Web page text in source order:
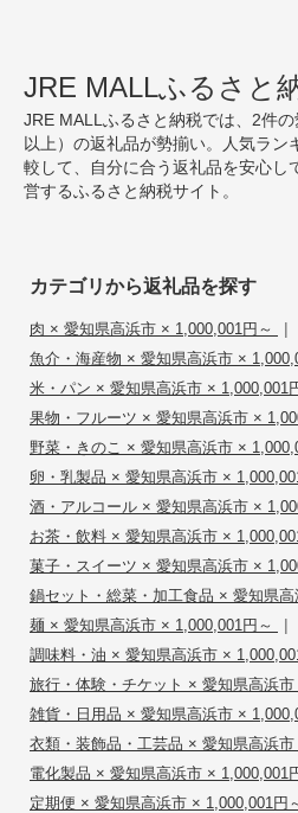
JRE MALLふるさと
JRE MALLふるさと納税では、2件
以上）の返礼品が勢揃い。人気ラン
較して、自分に合う返礼品を安心し
営するふるさと納税サイト。
カテゴリから返礼品を探す
肉 × 愛知県高浜市 × 1,000,001円～ |
魚介・海産物 × 愛知県高浜市 ×
米・パン × 愛知県高浜市 × 1,000,001
果物・フルーツ × 愛知県高浜市 ×
野菜・きのこ × 愛知県高浜市 ×
卵・乳製品 × 愛知県高浜市 ×
酒・アルコール × 愛知県高浜市 ×
お茶・飲料 × 愛知県高浜市 ×
菓子・スイーツ × 愛知県高浜市 ×
鍋セット・総菜・加工食品 × 愛知県
麺 × 愛知県高浜市 × 1,000,001円～ |
調味料・油 × 愛知県高浜市 ×
旅行・体験・チケット × 愛知県高浜市
雑貨・日用品 × 愛知県高浜市 ×
衣類・装飾品・工芸品 × 愛知県高浜市
電化製品 × 愛知県高浜市 × 1,000,001
定期便 × 愛知県高浜市 × 1,000,001円